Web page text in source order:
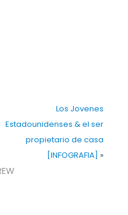
Los Jovenes
Estadounidenses & el ser
propietario de casa
[INFOGRAFIA] »